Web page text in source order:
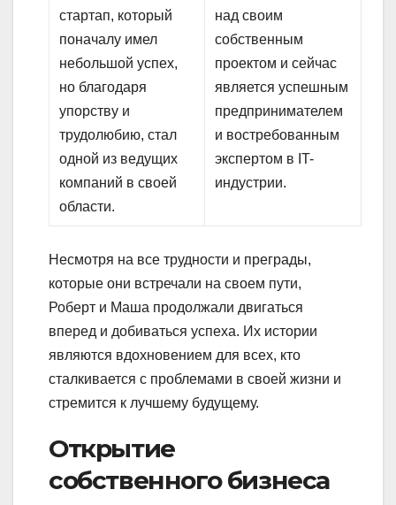
стартап, который
поначалу имел
небольшой успех,
но благодаря
упорству и
трудолюбию, стал
одной из ведущих
компаний в своей
области.
над своим
собственным
проектом и сейчас
является успешным
предпринимателем
и востребованным
экспертом в IT-
индустрии.
Несмотря на все трудности и преграды,
которые они встречали на своем пути,
Роберт и Маша продолжали двигаться
вперед и добиваться успеха. Их истории
являются вдохновением для всех, кто
сталкивается с проблемами в своей жизни и
стремится к лучшему будущему.
Открытие
собственного бизнеса